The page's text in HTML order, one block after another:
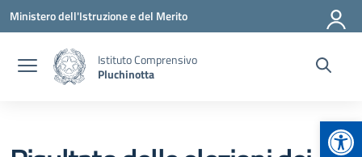
Vai ai contenuti
Vai al menu di navigazione
Vai al footer
Ministero dell'Istruzione e del Merito
Istituto Comprensivo
Pluchinotta